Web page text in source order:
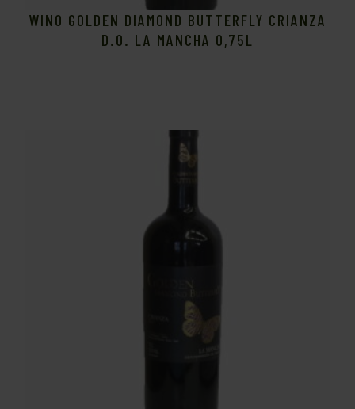
WINO GOLDEN DIAMOND BUTTERFLY CRIANZA
D.O. LA MANCHA 0,75L